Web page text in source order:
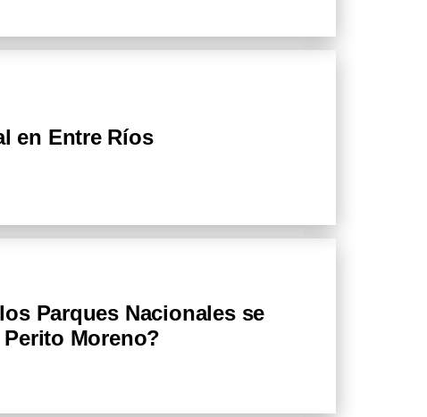
en Entre Ríos
Parques Nacionales se
Moreno?